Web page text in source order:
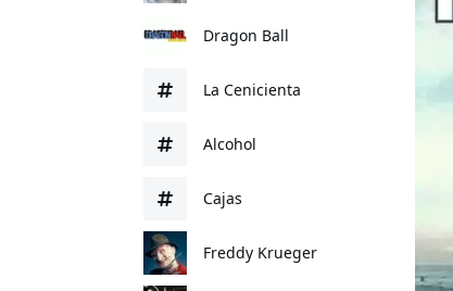
Dragon Ball
La Cenicienta
Alcohol
Cajas
Freddy Krueger